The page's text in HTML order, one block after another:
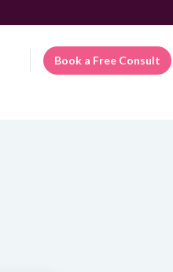
Book a Free Consult